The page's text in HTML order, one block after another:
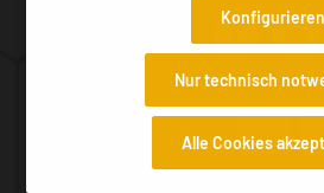
Nur technisch
Konfigurieren
Alle Cookies